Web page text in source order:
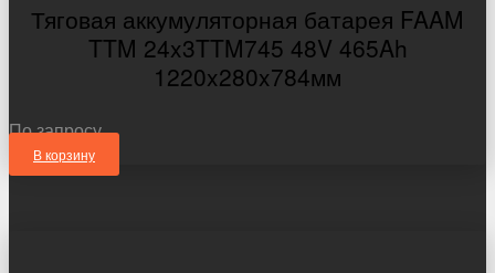
Тяговая аккумуляторная батарея FAAM
TTM 24x3TTM745 48V 465Ah
1220x280x784мм
По запросу
В корзину